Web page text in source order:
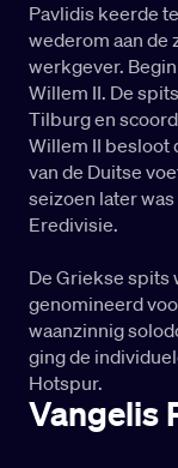
Pavlidis keerde
wederom aan de
werkgever.
Willem II. De
Tilburg en
Willem II besloot
van de Duitse
seizoen later
Eredivisie.
De Griekse spits
genomineerd
waanzinnig
ging de
Hotspur.
Vangelis